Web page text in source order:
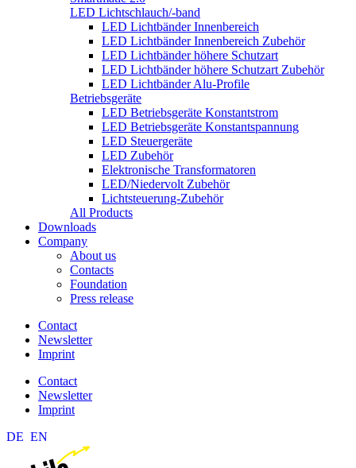
LED Lichtschlauch/-band
LED Lichtbänder Innenbereich
LED Lichtbänder Innenbereich Zubehör
LED Lichtbänder höhere Schutzart
LED Lichtbänder höhere Schutzart Zubehör
LED Lichtbänder Alu-Profile
Betriebsgeräte
LED Betriebsgeräte Konstantstrom
LED Betriebsgeräte Konstantspannung
LED Steuergeräte
LED Zubehör
Elektronische Transformatoren
LED/Niedervolt Zubehör
Lichtsteuerung-Zubehör
All Products
Downloads
Company
About us
Contacts
Foundation
Press release
Contact
Newsletter
Imprint
Contact
Newsletter
Imprint
DE EN